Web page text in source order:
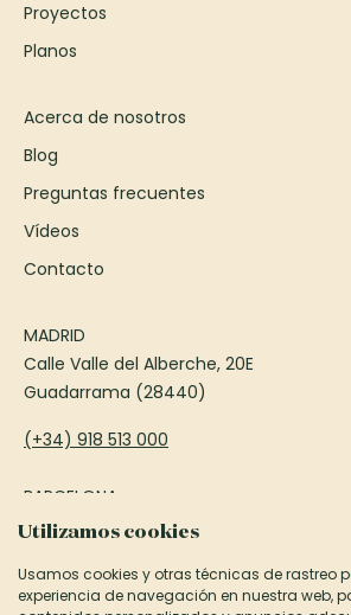
Utilizamos cookies
Usamos cookies y otras técnicas de rastreo
experiencia de navegación en nuestra web,
Proyectos
Planos
Acerca de nosotros
Blog
Preguntas frecuentes
Vídeos
Contacto
MADRID
Calle Valle del Alberche, 20E
Guadarrama (28440)
(+34) 918 513 000
BARCELONA
Passeig Francesc Macià, 75
(+34) 935 906 850